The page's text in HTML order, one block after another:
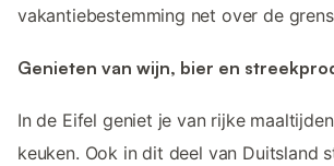
vakantiebestemming net over de
Genieten van wijn, bier en
In de Eifel geniet je van rijke
keuken. Ook in dit deel van Duitsland